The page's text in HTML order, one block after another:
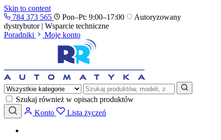
Skip to content
784 373 565
Pon–Pt: 9:00–17:00
Autoryzowany
dystrybutor | Wsparcie techniczne
Poradniki
Moje konto
Szukaj również w opisach produktów
Konto
Lista życzeń